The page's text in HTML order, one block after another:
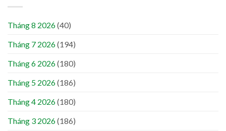
Tháng 8 2026(40)
Tháng 7 2026(194)
Tháng 6 2026(180)
Tháng 5 2026(186)
Tháng 4 2026(180)
Tháng 3 2026(186)